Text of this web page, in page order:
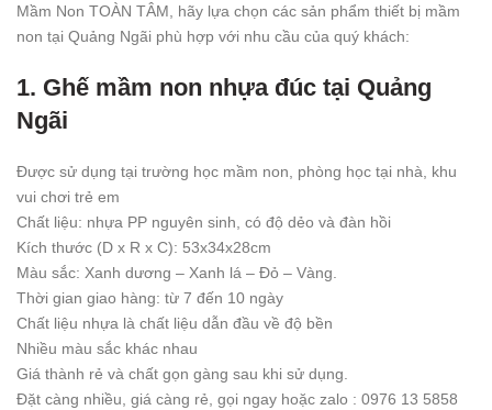
Mầm Non TOÀN TÂM, hãy lựa chọn các sản phẩm thiết bị mầm
non tại Quảng Ngãi phù hợp với nhu cầu của quý khách:
1. Ghế mầm non nhựa đúc tại Quảng
Ngãi
Được sử dụng tại trường học mầm non, phòng học tại nhà, khu
vui chơi trẻ em
Chất liệu: nhựa PP nguyên sinh, có độ dẻo và đàn hồi
Kích thước (D x R x C): 53x34x28cm
Màu sắc: Xanh dương – Xanh lá – Đỏ – Vàng.
Thời gian giao hàng: từ 7 đến 10 ngày
Chất liệu nhựa là chất liệu dẫn đầu về độ bền
Nhiều màu sắc khác nhau
Giá thành rẻ và chất gọn gàng sau khi sử dụng.
Đặt càng nhiều, giá càng rẻ, gọi ngay hoặc zalo : 0976 13 5858